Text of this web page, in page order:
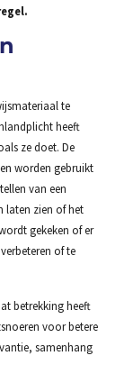
te
heeft
ze doet. De
worden gebruikt
van een
laten zien of het
gekeken of er
of te
betrekking heeft
voor betere
samenhang